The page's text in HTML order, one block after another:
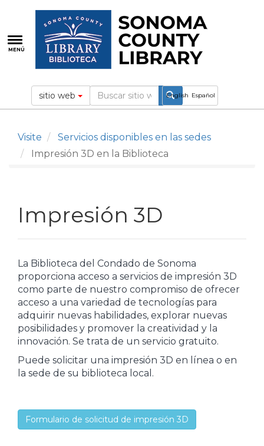
contenido
principal
MENÚ
English Español
sitio web
Visite
Servicios disponibles en las sedes
Impresión 3D en la Biblioteca
Impresión 3D
La Biblioteca del Condado de Sonoma
proporciona acceso a servicios de impresión 3D
como parte de nuestro compromiso de ofrecer
acceso a una variedad de tecnologías para
adquirir nuevas habilidades, explorar nuevas
posibilidades y promover la creatividad y la
innovación. Se trata de un servicio gratuito.
Puede solicitar una impresión 3D en línea o en
la sede de su biblioteca local.
Formulario de solicitud de impresión 3D